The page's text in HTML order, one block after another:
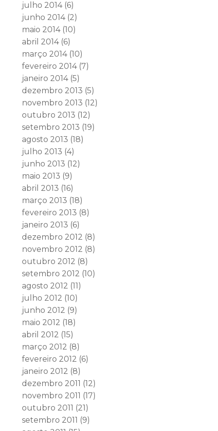
julho 2014(6)
junho 2014(2)
maio 2014(10)
abril 2014(6)
março 2014(10)
fevereiro 2014(7)
janeiro 2014(5)
dezembro 2013 (5)
novembro 2013 (12)
outubro 2013 (12)
setembro 2013 (19)
agosto 2013 (18)
julho 2013 (4)
junho 2013 (12)
maio 2013 (9)
abril 2013 (16)
março 2013 (18)
fevereiro 2013 (8)
janeiro 2013 (6)
dezembro 2012 (8)
novembro 2012 (8)
outubro 2012 (8)
setembro 2012 (10)
agosto 2012 (11)
julho 2012 (10)
junho 2012 (9)
maio 2012 (18)
abril 2012 (15)
março 2012 (8)
fevereiro 2012 (6)
janeiro 2012 (8)
dezembro 2011 (12)
novembro 2011 (17)
outubro 2011 (21)
setembro 2011 (9)